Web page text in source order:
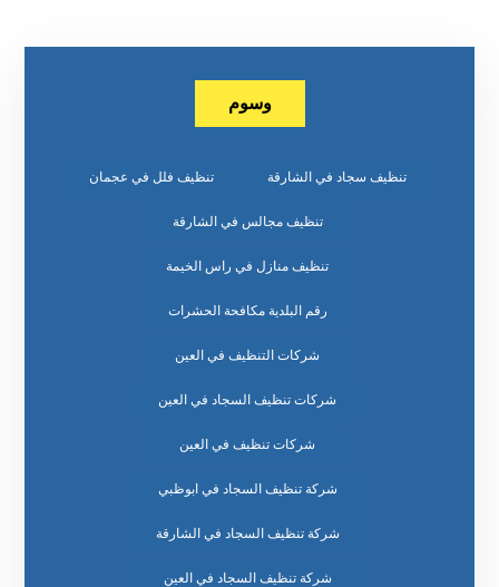
وسوم
تنظيف سجاد في الشارقة تنظيف فلل في عجمان
تنظيف مجالس في الشارقة
تنظيف منازل في راس الخيمة
رقم البلدية مكافحة الحشرات
شركات التنظيف في العين
شركات تنظيف السجاد في العين
شركات تنظيف في العين
شركة تنظيف السجاد في ابوظبي
شركة تنظيف السجاد في الشارقة
شركة تنظيف السجاد في العين